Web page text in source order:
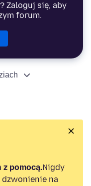
Zaloguj się, aby
forum.
pomocą.Nigdy
dzwonienie na